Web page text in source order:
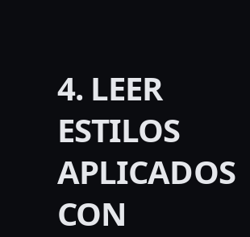
4. LEER
ESTILOS
APLICADOS
CON